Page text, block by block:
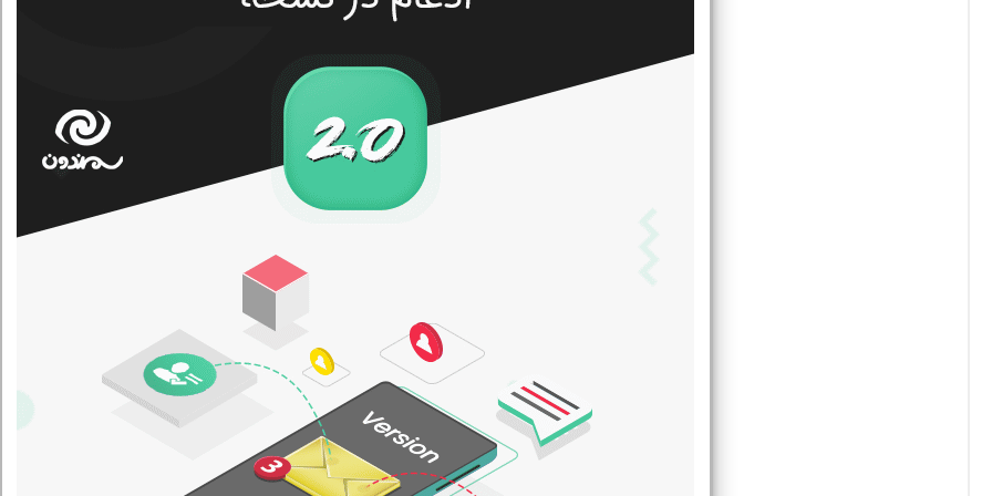
گاهی اوقات کاربران به این فکر می‌کنند که اگر گذرواژه‌های سطح بالایی داشته باشم و کسی نتواند مرا ردیابی کند، می‌توانم هر کاری را با
آن‌ها را کنار بگذارید و احساس کنید که در حالت ردیابی نیز هستید. هیچ فردی از ردیابی کاربر، از جمله کاربر مدیر، غافل نخواهد شد.